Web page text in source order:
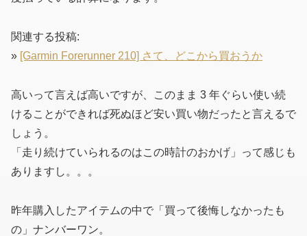
関連する投稿:
» [Garmin Forerunner 210] さて、どこから買おうか
高いって言えば高いですが、このまま 3 年ぐらい使い続
けることができれば死ぬほど安い買い物だったと言えるで
しょう。
「走り続けていられるのはこの時計のおかげ」って感じも
ありますし。。。
昨年購入したアイテムの中で「買って後悔しなかったも
の」ナンバーワン。